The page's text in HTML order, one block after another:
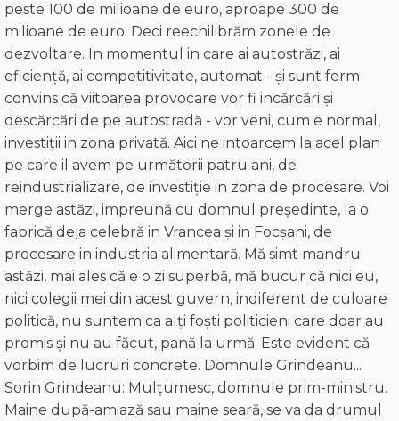
peste 100 de milioane de euro, aproape 300 de
milioane de euro. Deci reechilibrăm zonele de
dezvoltare. In momentul in care ai autostrăzi, ai
eficiență, ai competitivitate, automat - și sunt ferm
convins că viitoarea provocare vor fi incărcări și
descărcări de pe autostradă - vor veni, cum e normal,
investiții in zona privată. Aici ne intoarcem la acel plan
pe care il avem pe următorii patru ani, de
reindustrializare, de investiție in zona de procesare. Voi
merge astăzi, impreună cu domnul președinte, la o
fabrică deja celebră in Vrancea și in Focșani, de
procesare in industria alimentară. Mă simt mandru
astăzi, mai ales că e o zi superbă, mă bucur că nici eu,
nici colegii mei din acest guvern, indiferent de culoare
politică, nu suntem ca alți foști politicieni care doar au
promis și nu au făcut, pană la urmă. Este evident că
vorbim de lucruri concrete. Domnule Grindeanu...
Sorin Grindeanu: Mulțumesc, domnule prim-ministru.
Maine după-amiază sau maine seară, se va da drumul